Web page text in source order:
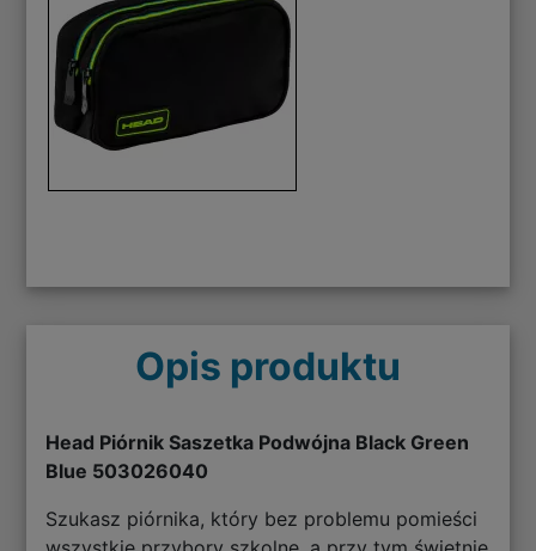
Opis produktu
Head Piórnik Saszetka Podwójna Black Green
Blue 503026040
Szukasz piórnika, który bez problemu pomieści